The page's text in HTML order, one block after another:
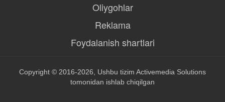
Oliygohlar
Reklama
Foydalanish shartlari
Copyright © 2016-2026, Ushbu tizim Activemedia Solutions
tomonidan ishlab chiqilgan